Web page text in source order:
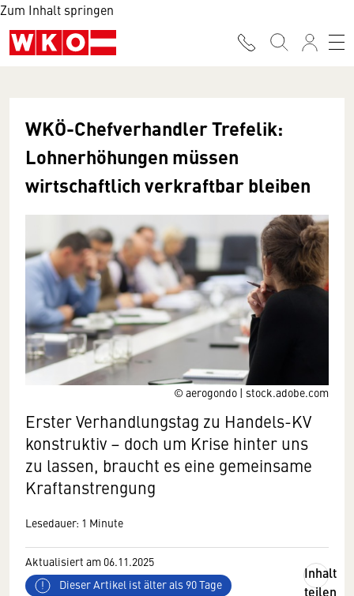
Zum Inhalt springen
© aerogondo | stock.adobe.com
WKÖ-Chefverhandler Trefelik:
Lohnerhöhungen müssen
wirtschaftlich verkraftbar bleiben
Erster Verhandlungstag zu Handels-KV
konstruktiv – doch um Krise hinter uns
zu lassen, braucht es eine gemeinsame
Kraftanstrengung
Lesedauer: 1 Minute
Aktualisiert am 06.11.2025
Dieser Artikel ist älter als 90 Tage
Inhalt
teilen